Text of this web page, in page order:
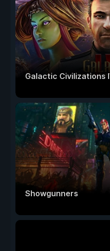
Galactic Civilizations
Showgunners